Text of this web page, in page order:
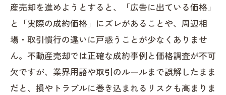
産売却を進めようとすると、「広告に出ている価格」
と「実際の成約価格」にズレがあることや、周辺相
場・取引慣行の違いに戸惑うことが少なくありませ
ん。不動産売却では正確な成約事例と価格調査が不可
欠ですが、業界用語や取引のルールまで誤解したまま
だと、損やトラブルに巻き込まれるリスクも高まりま